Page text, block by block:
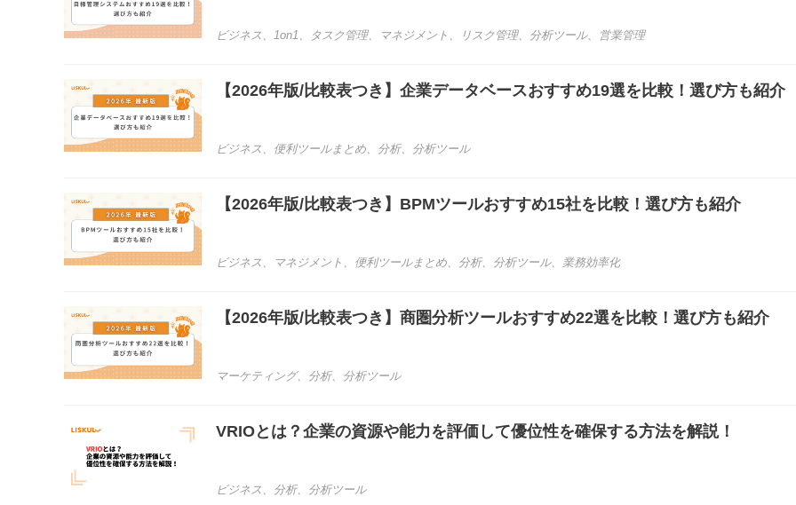
ビジネス 、 1on1 、 タスク管理、 マネジメント 、 リスク管理、 分析ツール、 営業管理
【2026年版/比較表つき】企業データベースおすすめ19選を比較！選び方も紹介
ビジネス 、 便利ツールまとめ、 分析、 分析ツール
【2026年版/比較表つき】BPMツールおすすめ15社を比較！選び方も紹介
ビジネス 、 マネジメント 、 便利ツールまとめ、 分析、 分析ツール、 業務効率化
【2026年版/比較表つき】商圏分析ツールおすすめ22選を比較！選び方も紹介
マーケティング、 分析、 分析ツール
VRIOとは？企業の資源や能力を評価して優位性を確保する方法を解説！
ビジネス 、 分析、 分析ツール